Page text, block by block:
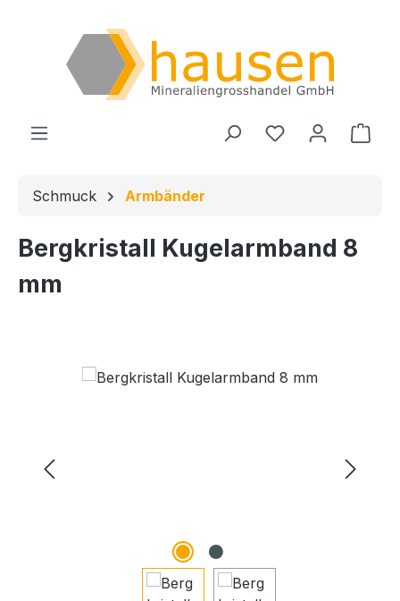
Du hast 0
Schmuck Armbänder
Bergkristall Kugelarmband 8
mm
Bildergalerie überspringen